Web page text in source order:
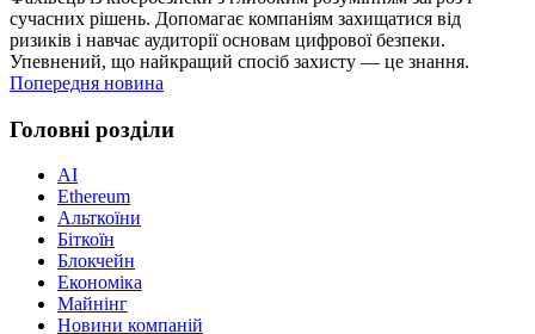
сучасних рішень. Допомагає компаніям захищатися від
ризиків і навчає аудиторії основам цифрової безпеки.
Упевнений, що найкращий спосіб захисту — це знання.
Попередня новина
Головні розділи
AI
Ethereum
Альткоїни
Біткоїн
Блокчейн
Економіка
Майнінг
Новини компаній